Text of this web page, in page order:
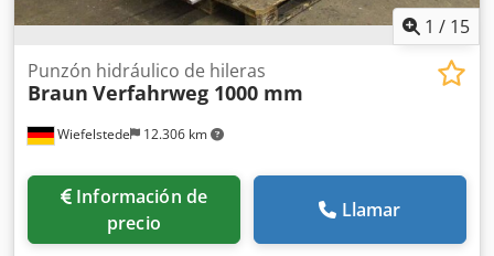
1 / 15
Wiefelstede 12.306 km
Punzón hidráulico de hileras
Braun Verfahrweg 1000 mm
Información de
precio
Llamar